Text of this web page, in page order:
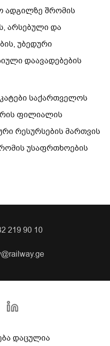
ადგილზე შრომის
არსებული და
უბედური
დაავადებების
საქართველოს
ფილიალის
რესურსების მართვის
უსაფრთხოების
219 90 10
დაცულია